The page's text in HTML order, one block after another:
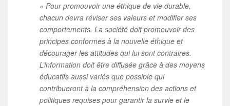
« Pour promouvoir une éthique de vie durable,
chacun devra réviser ses valeurs et modifier ses
comportements. La société doit promouvoir des
principes conformes à la nouvelle éthique et
décourager les attitudes qui lui sont contraires.
L’information doit être diffusée grâce à des moyens
éducatifs aussi variés que possible qui
contribueront à la compréhension des actions et
politiques requises pour garantir la survie et le